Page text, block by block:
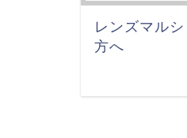
レンズマル
方へ